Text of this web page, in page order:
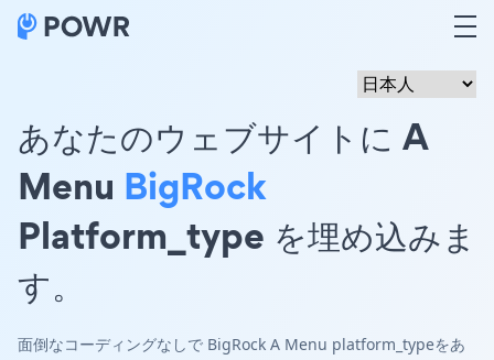
あなたのウェブサイトに A
Menu BigRock
Platform_type を埋め込みま
す。
面倒なコーディングなしで BigRock A Menu platform_typeをあ